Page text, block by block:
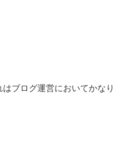
ブログ運営においてかなり